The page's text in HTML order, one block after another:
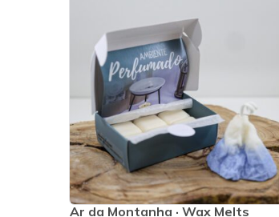
Ar da Montanha · Wax Melts